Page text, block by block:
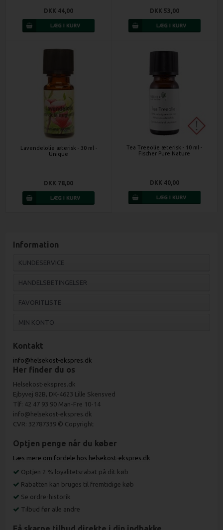
DKK 44,00 DKK 53,00
Lavendelolie æterisk - 30 ml -
Unique
DKK 78,00
Tea Treeolie æterisk - 10 ml -
Fischer Pure Nature
DKK 40,00
Information
KUNDESERVICE
HANDELSBETINGELSER
FAVORITLISTE
MIN KONTO
Kontakt
info@helsekost-ekspres.dk
Her finder du os
Helsekost-ekspres.dk
Ejbyvej 82B, DK-4623 Lille Skensved
Tlf: 42 47 93 90 Man-Fre 10-14
info@helsekost-ekspres.dk
CVR: 32787339 © Copyright
Optjen penge når du køber
Læs mere om fordele hos helsekost-ekspres.dk
Optjen 2 % loyalitetsrabat på dit køb
Rabatten kan bruges til fremtidige køb
Se ordre-historik
Tilbud før alle andre